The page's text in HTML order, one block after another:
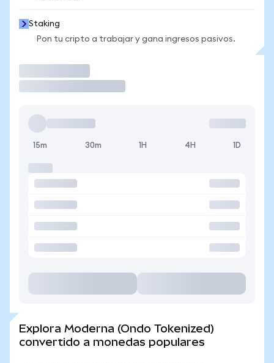
Staking
Pon tu cripto a trabajar y gana ingresos pasivos.
15m 30m 1H 4H 1D
Explora Moderna (Ondo Tokenized)
convertido a monedas populares